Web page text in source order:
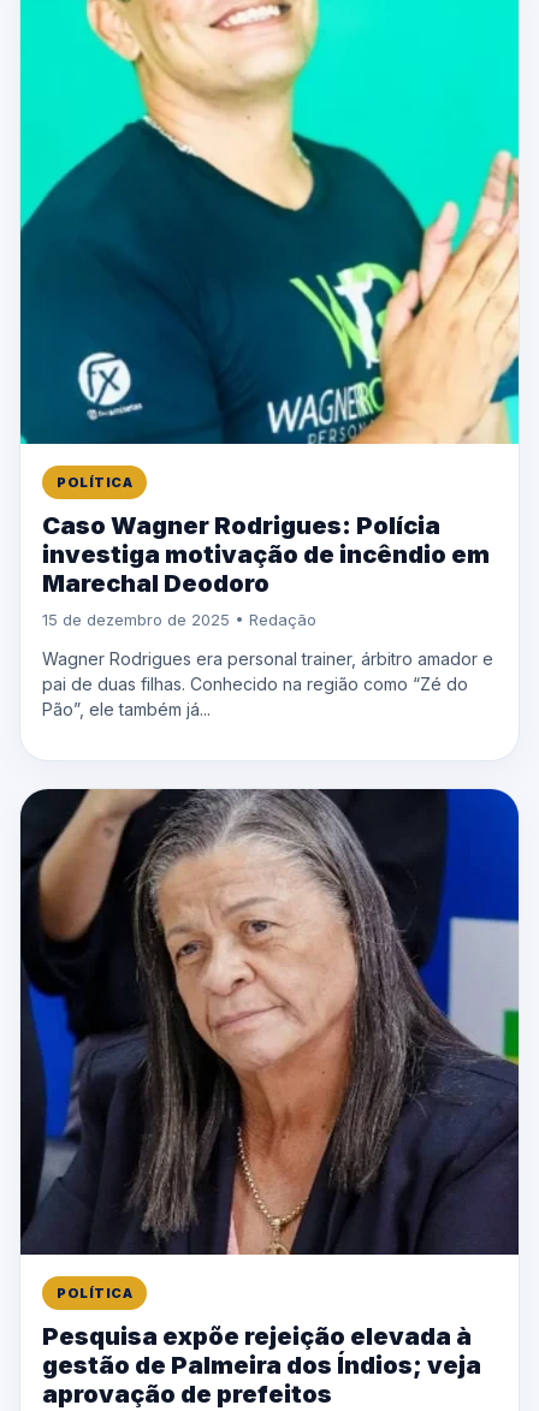
POLÍTICA
Caso Wagner Rodrigues: Polícia
investiga motivação de incêndio em
Marechal Deodoro
15 de dezembro de 2025 • Redação
Wagner Rodrigues era personal trainer, árbitro amador e
pai de duas filhas. Conhecido na região como “Zé do
Pão”, ele também já...
POLÍTICA
Pesquisa expõe rejeição elevada à
gestão de Palmeira dos Índios; veja
aprovação de prefeitos